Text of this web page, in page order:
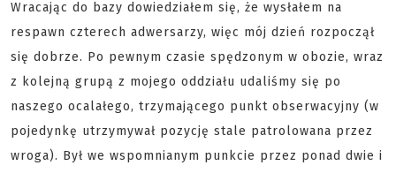
Wracając do bazy dowiedziałem się, że wysłałem na
respawn czterech adwersarzy, więc mój dzień rozpoczął
się dobrze. Po pewnym czasie spędzonym w obozie, wraz
z kolejną grupą z mojego oddziału udaliśmy się po
naszego ocalałego, trzymającego punkt obserwacyjny (w
pojedynkę utrzymywał pozycję stale patrolowana przez
wroga). Był we wspomnianym punkcie przez ponad dwie i